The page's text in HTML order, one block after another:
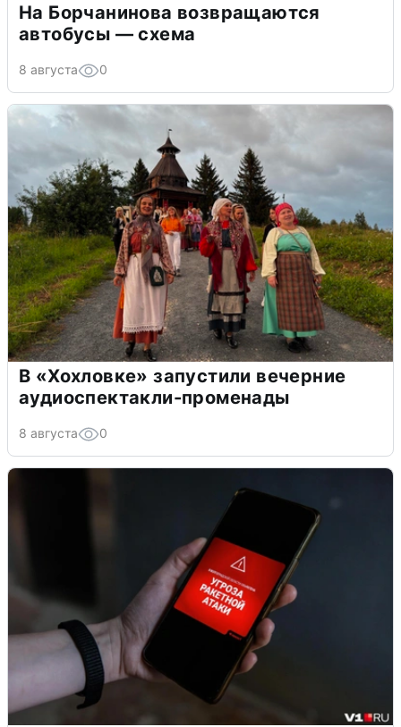
На Борчанинова возвращаются
автобусы — схема
8 августа 0
В «Хохловке» запустили вечерние
аудиоспектакли-променады
8 августа 0